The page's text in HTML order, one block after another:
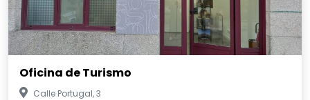
Oficina de Turismo
Calle Portugal, 3